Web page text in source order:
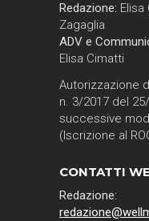
Redazione: Elisa
Zagaglia
ADV e
Elisa Cimatti
Autorizzazione
n. 3/2017 del
successive
(Iscrizione al
CONTATTI
Redazione: